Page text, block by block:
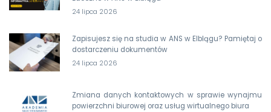
24 lipca 2026
Zapisujesz się na studia w ANS w Elblągu? Pamiętaj o
dostarczeniu dokumentów
24 lipca 2026
Zmiana danych kontaktowych w sprawie wynajmu
powierzchni biurowej oraz usług wirtualnego biura